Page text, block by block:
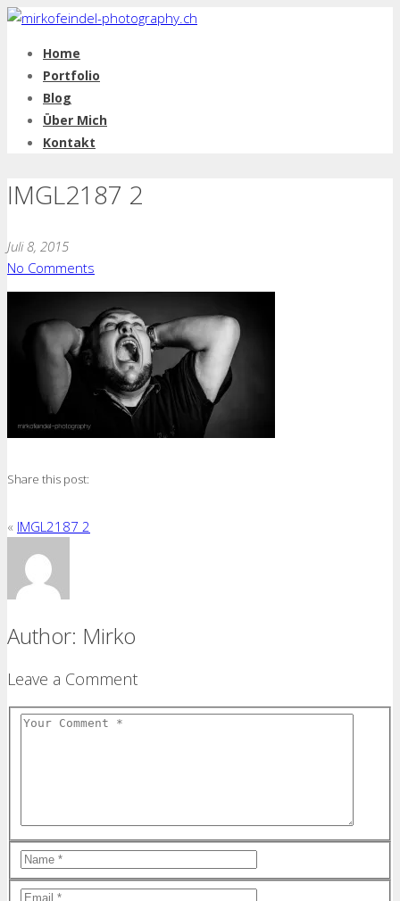
Home
Portfolio
Blog
Über Mich
Kontakt
IMGL2187 2
Juli 8, 2015
No Comments
Share this post:
« IMGL2187 2
Author: Mirko
Leave a Comment